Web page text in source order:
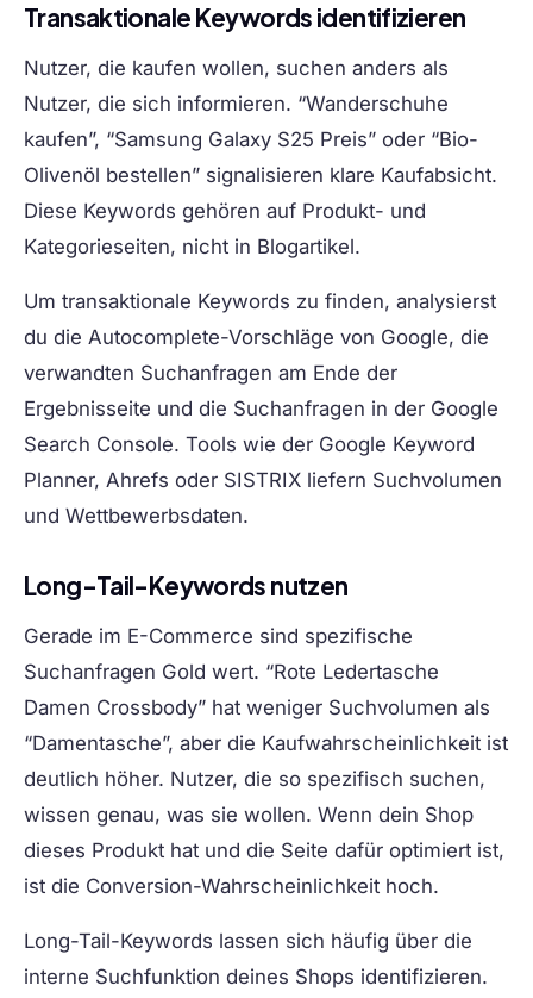
Transaktionale Keywords identifizieren
Nutzer, die kaufen wollen, suchen anders als
Nutzer, die sich informieren. “Wanderschuhe
kaufen”, “Samsung Galaxy S25 Preis” oder “Bio-
Olivenöl bestellen” signalisieren klare Kaufabsicht.
Diese Keywords gehören auf Produkt- und
Kategorieseiten, nicht in Blogartikel.
Um transaktionale Keywords zu finden, analysierst
du die Autocomplete-Vorschläge von Google, die
verwandten Suchanfragen am Ende der
Ergebnisseite und die Suchanfragen in der Google
Search Console. Tools wie der Google Keyword
Planner, Ahrefs oder SISTRIX liefern Suchvolumen
und Wettbewerbsdaten.
Long-Tail-Keywords nutzen
Gerade im E-Commerce sind spezifische
Suchanfragen Gold wert. “Rote Ledertasche
Damen Crossbody” hat weniger Suchvolumen als
“Damentasche”, aber die Kaufwahrscheinlichkeit ist
deutlich höher. Nutzer, die so spezifisch suchen,
wissen genau, was sie wollen. Wenn dein Shop
dieses Produkt hat und die Seite dafür optimiert ist,
ist die Conversion-Wahrscheinlichkeit hoch.
Long-Tail-Keywords lassen sich häufig über die
interne Suchfunktion deines Shops identifizieren.